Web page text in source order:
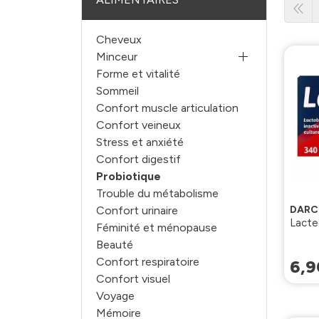
6,
Cheveux
Minceur
Forme et vitalité
Sommeil
Confort muscle articulation
Confort veineux
Stress et anxiété
Confort digestif
Probiotique
Trouble du métabolisme
Confort urinaire
Féminité et ménopause
Beauté
Confort respiratoire
Confort visuel
Voyage
Mémoire